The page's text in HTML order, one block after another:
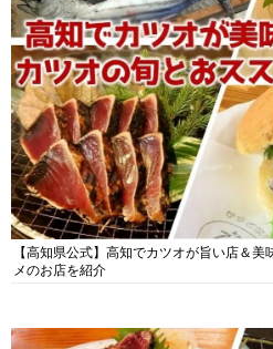
【高知県公式】高知でカツオが旨い店＆
メのお店を紹介